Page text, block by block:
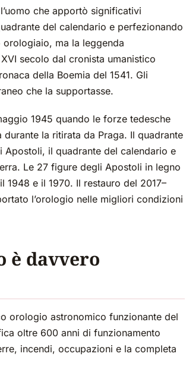
che apportò significativi
del calendario e perfezionando
orologiaio, ma la leggenda
secolo dal cronista umanistico
della Boemia del 1541. Gli
che la supportasse.
1945 quando le forze tedesche
la ritirata da Praga. Il quadrante
il quadrante del calendario e
Le 27 figure degli Apostoli in legno
e il 1970. Il restauro del 2017–
l’orologio nelle migliori condizioni
è davvero
orologio astronomico funzionante del
oltre 600 anni di funzionamento
incendi, occupazioni e la completa